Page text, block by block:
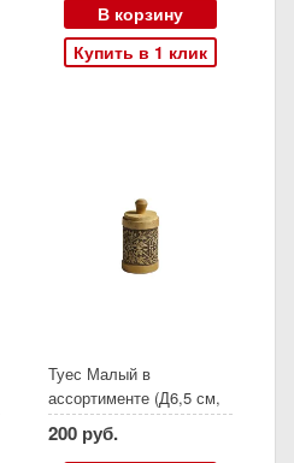
В корзину
Купить в 1 клик
Туес Малый в
ассортименте (Д6,5 см,
Н9 см)
200 руб.